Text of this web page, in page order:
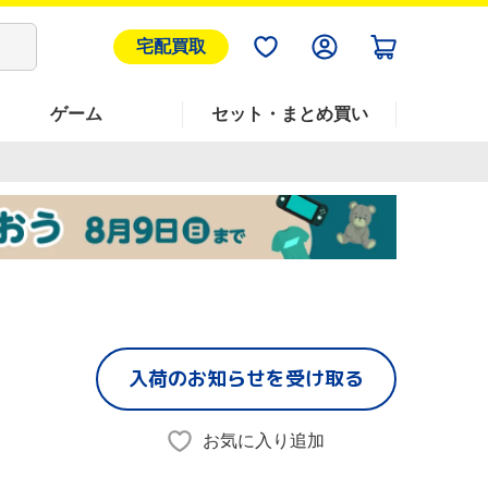
宅配買取
ゲーム セット・まとめ買い
入荷のお知らせを受け取る
お気に入り追加